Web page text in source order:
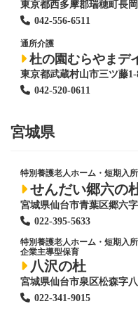
東京都西多摩郡瑞穂町長
042-556-6511
通所介護
杜の園むらやまデ
東京都武蔵村山市三ツ藤1-
042-520-0611
宮城県
特別養護老人ホーム ・短期入
せんだい郷六の
宮城県仙台市青葉区郷六
022-395-5633
特別養護老人ホーム ・短期入
企業主導型保育
八沢の杜
宮城県仙台市泉区松森字
022-341-9015